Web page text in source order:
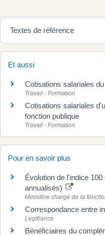
Textes de référence
Et aussi
Cotisations salariales
Travail - Formation
Cotisations salariales
fonction publique
Travail - Formation
Pour en savoir plus
Évolution de l'indice
annualisés)
Ministère chargé de la
Correspondance entre
Legifrance
Bénéficiaires du